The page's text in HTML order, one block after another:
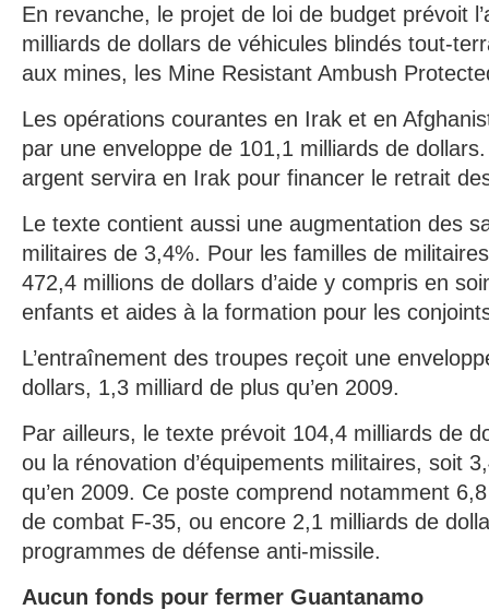
En revanche, le projet de loi de budget prévoit
milliards de dollars de véhicules blindés tout-
aux mines, les Mine Resistant Ambush
Les opérations courantes en Irak et en
par une enveloppe de 101,1 milliards de
argent servira en Irak pour financer le retrait
Le texte contient aussi une augmentation des
militaires de 3,4%. Pour les familles de
472,4 millions de dollars d’aide y compris en
enfants et aides à la formation pour les
L’entraînement des troupes reçoit une
dollars, 1,3 milliard de plus qu’en 2009.
Par ailleurs, le texte prévoit 104,4 milliards de
ou la rénovation d’équipements militaires, soit
qu’en 2009. Ce poste comprend notamment
de combat F-35, ou encore 2,1 milliards de
programmes de défense anti-missile.
Aucun fonds pour fermer Guantanamo